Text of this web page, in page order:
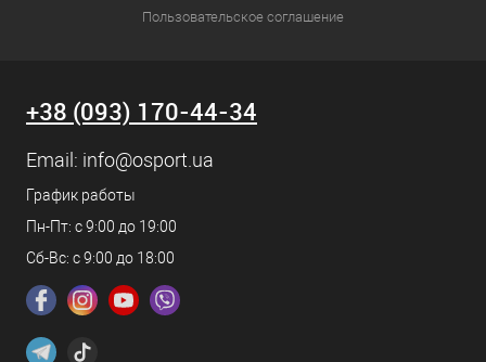
Пользовательское соглашение
+38 (093) 170-44-34
Email: info@osport.ua
График работы
Пн-Пт: с 9:00 до 19:00
Сб-Вс: с 9:00 до 18:00